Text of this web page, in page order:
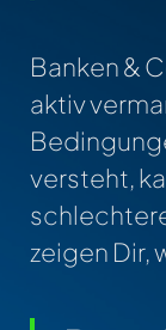
Banken &
aktiv
versteht,
zeigen Dir,